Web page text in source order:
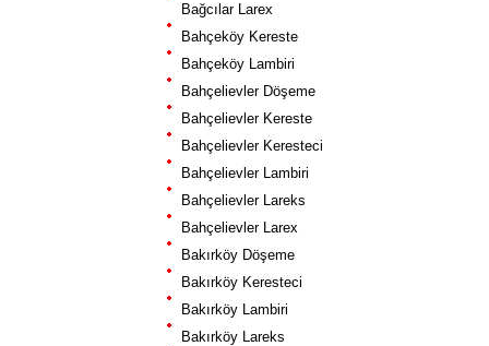
Bağcılar Larex
Bahçeköy Kereste
Bahçeköy Lambiri
Bahçelievler Döşeme
Bahçelievler Kereste
Bahçelievler Keresteci
Bahçelievler Lambiri
Bahçelievler Lareks
Bahçelievler Larex
Bakırköy Döşeme
Bakırköy Keresteci
Bakırköy Lambiri
Bakırköy Lareks